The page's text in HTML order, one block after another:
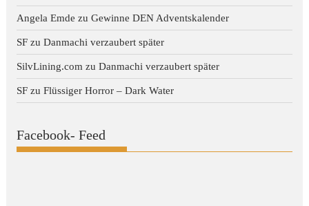
Angela Emde zuGewinne DEN Adventskalender
SF zuDanmachi verzaubert später
SilvLining.com zuDanmachi verzaubert später
SF zuFlüssiger Horror – Dark Water
Facebook- Feed